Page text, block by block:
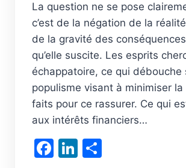
La question ne se pose
c’est de la négation de la
de la gravité des
qu’elle suscite. Les esprits
échappatoire, ce qui débouche
populisme visant à minimiser
faits pour ce rassurer. Ce qui
aux intérêts financiers…
Facebook
LinkedIn